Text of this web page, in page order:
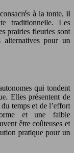
à la tonte, il
traditionnelle. Les
prairies fleuries sont
alternatives pour un
qui tondent
Elles présentent de
temps et de l’effort
et une faible
être coûteuses et
pratique pour un